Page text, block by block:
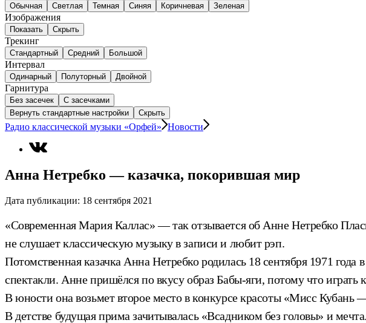
Обычная Светлая Темная Синяя Коричневая Зеленая
Изображения
Показать Скрыть
Трекинг
Стандартный Средний Большой
Интервал
Одинарный Полуторный Двойной
Гарнитура
Без засечек
С засечками
Вернуть стандартные настройки
Скрыть
Радио классической музыки «Орфей» Новости
Анна Нетребко — казачка, покорившая мир
Дата публикации: 18 сентября 2021
«Современная Мария Каллас» — так отзывается об Анне Нетребко
не слушает классическую музыку в записи и любит рэп.
Потомственная казачка Анна Нетребко родилась 18 сентября 1971
спектакли. Анне пришёлся по вкусу образ Бабы-яги, потому что
В юности она возьмет второе место в конкурсе красоты «Мисс Кубань
В детстве будущая прима зачитывалась «Всадником без головы» и